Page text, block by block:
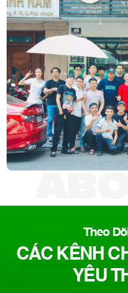
- Chúng tôi hy vọng được tận
cao cấp tại nhà cho quý
Theo
CÁC KÊNH
YÊU